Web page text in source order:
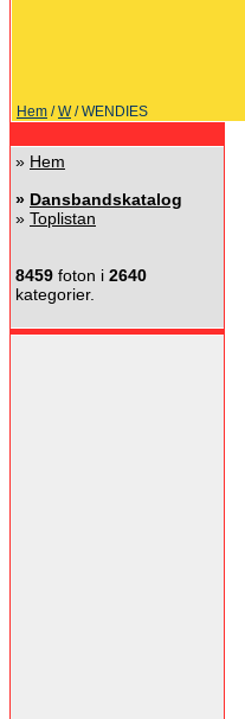
Hem /W/ WENDIES
» Hem
» Dansbandskatalog
» Toplistan
8459 foton i 2640
kategorier.